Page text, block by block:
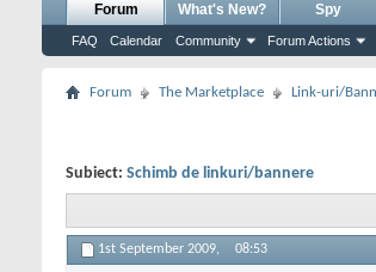
Forum
FAQ Calendar Community Forum Actions
What's New? Spy
Forum The Marketplace Link-uri/
Subiect: Schimb de linkuri/bannere
1st September 2009, 08:53